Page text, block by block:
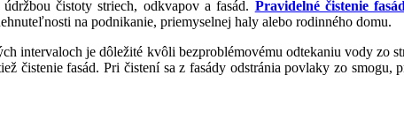
čistoty striech, odkvapov a fasád. Pravidelné čistenie fasád
na podnikanie, priemyselnej haly alebo rodinného domu.
intervaloch je dôležité kvôli bezproblémovému odtekaniu vody
čistenie fasád. Pri čistení sa z fasády odstránia povlaky zo smogu,